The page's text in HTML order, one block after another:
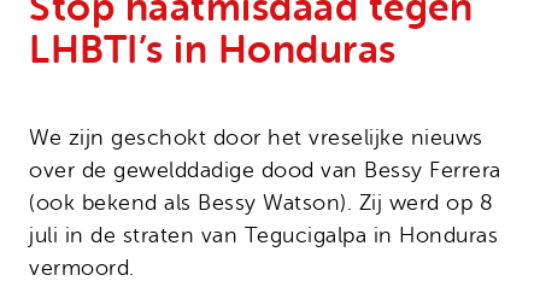
LHBTI’s in Honduras
We zijn geschokt door het vreselijke nieuws
over de gewelddadige dood van Bessy Ferrera
(ook bekend als Bessy Watson). Zij werd op 8
juli in de straten van Tegucigalpa in Honduras
vermoord.
Noodfonds voor activisten
Onze successen
Jaarverslag
Contact